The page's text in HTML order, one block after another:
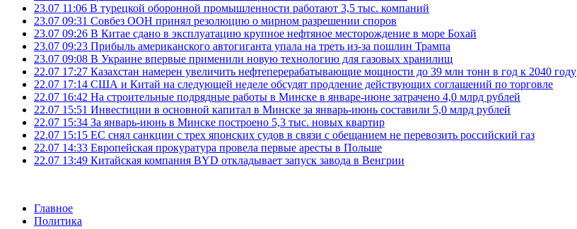
23.07 11:06 В турецкой оборонной промышленности работают 3,5 тыс. компаний
23.07 09:31 Совбез ООН принял резолюцию о мирном разрешении споров
23.07 09:26 В Китае сдано в эксплуатацию крупное нефтяное месторождение в море Бохай
23.07 09:23 Прибыль американского автогиганта упала на треть из-за пошлин Трампа
23.07 09:08 В Украине впервые применили новую технологию для газовых хранилищ
22.07 17:27 Казахстан намерен увеличить нефтеперерабатывающие мощности до 39 млн тонн в год к 2040 году
22.07 17:14 США и Китай на следующей неделе обсудят продление действующих соглашений по торговле
22.07 16:42 На строительные подрядные работы в Минске в январе-июне затрачено 4,0 млрд рублей
22.07 15:51 Инвестиции в основной капитал в Минске за январь-июнь составили 5,0 млрд рублей
22.07 15:34 За январь-июнь в Минске построено 5,3 тыс. новых квартир
22.07 15:15 ЕС снял санкции с трех японских судов в связи с обещанием не перевозить российский газ
22.07 14:33 Европейская прокуратура провела первые аресты в Польше
22.07 13:49 Китайская компания BYD откладывает запуск завода в Венгрии
Главное
Политика